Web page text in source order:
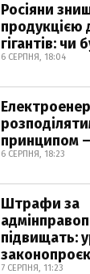
Росіяни
гігантів: чи
6 СЕРПНЯ, 18:04
принципом
6 СЕРПНЯ, 18:23
Штрафи за
підвищать:
7 СЕРПНЯ, 11:23